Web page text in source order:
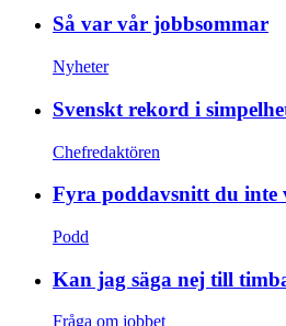
Så var vår jobbsommar
Nyheter
Svenskt rekord i
Chefredaktören
Fyra poddavsnitt du inte
Podd
Kan jag säga nej till
Fråga om jobbet